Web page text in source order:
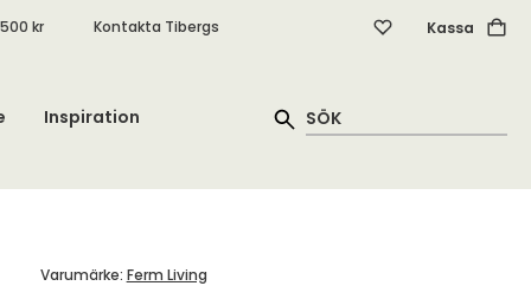
kr Kontakta Tibergs Kassa
Inspiration
Varumärke: Ferm Living